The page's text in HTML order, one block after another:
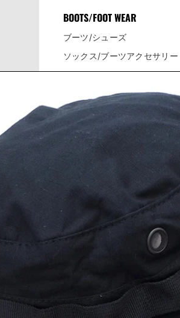
BOOTS/FOOT WEAR
ブーツ/シューズ
ソックス/ブーツアクセサリー
AMMO/SAWポーチ
ダンプポーチ
キャンティーンポーチ